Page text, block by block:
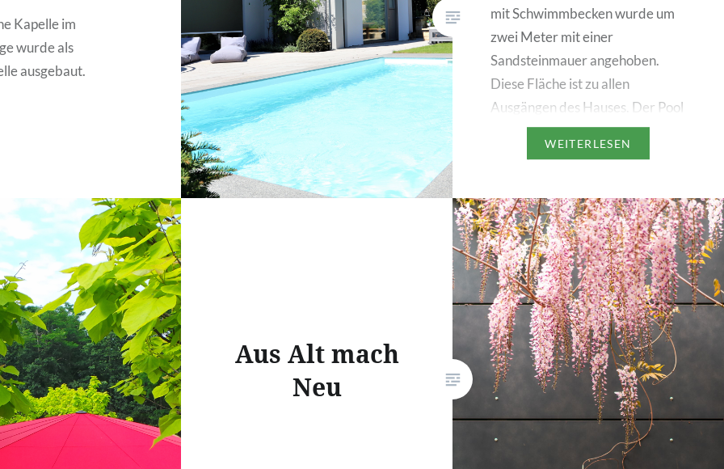
Kapelle im
wurde als
ausgebaut.
mit Schwimmbecken wurde um
zwei Meter mit einer
Sandsteinmauer angehoben.
Diese Fläche ist zu allen
Ausgängen des Hauses. Der Pool
als Wellnessbereich steht im
das Gefühl man schwimmt über
Dresden. Der Pool hat eine
Überdachung mit der er…
WEITERLESEN
Aus Alt mach
Neu